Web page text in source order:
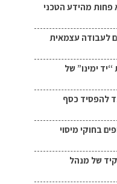
פחות מהידע הטכני
לעבודה עצמאית
ימינו” של
להפסיד כסף
בחוקי מיסוי
של מנהל